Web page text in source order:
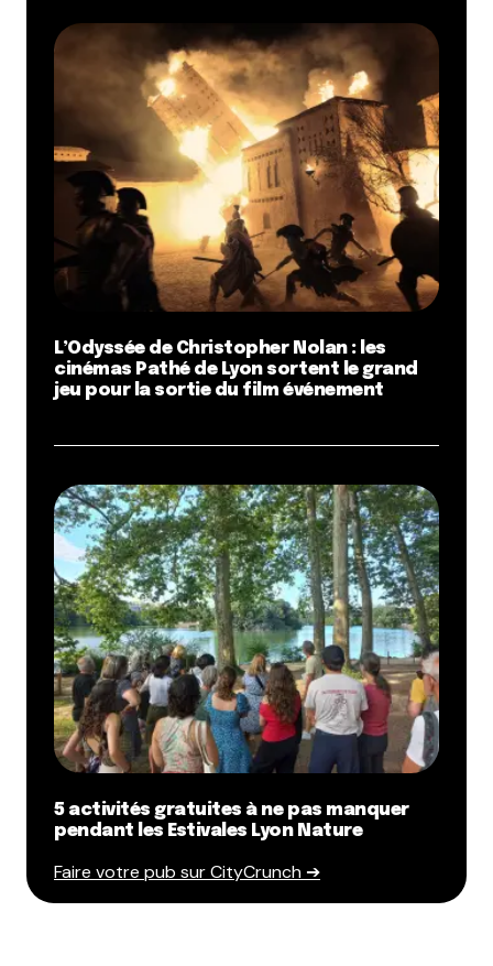
L’Odyssée de Christopher Nolan : les
cinémas Pathé de Lyon sortent le grand
jeu pour la sortie du film événement
5 activités gratuites à ne pas manquer
pendant les Estivales Lyon Nature
Faire votre pub sur CityCrunch ➔